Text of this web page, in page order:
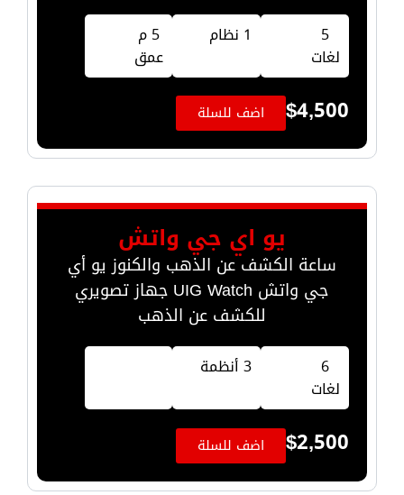
5
لغات
1 نظام
5 م
عمق
$4,500 اضف للسلة
يو اي جي واتش
ساعة الكشف عن الذهب والكنوز يو أي
جي واتش UIG Watch جهاز تصويري
للكشف عن الذهب
6
لغات
3 أنظمة
$2,500 اضف للسلة